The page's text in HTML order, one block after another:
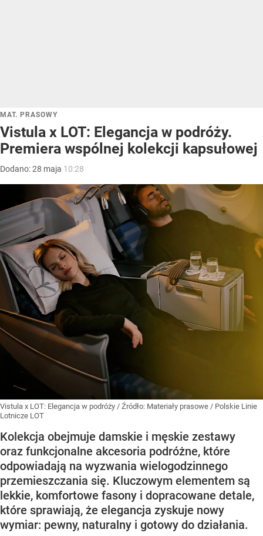
MAT. PRASOWY
Vistula x LOT: Elegancja w podróży.
Premiera wspólnej kolekcji kapsułowej
Dodano:28 maja 10:28
Vistula x LOT: Elegancja w podróży / Źródło: Materiały prasowe / Polskie Linie
Lotnicze LOT
Kolekcja obejmuje damskie i męskie zestawy
oraz funkcjonalne akcesoria podróżne, które
odpowiadają na wyzwania wielogodzinnego
przemieszczania się. Kluczowym elementem są
lekkie, komfortowe fasony i dopracowane detale,
które sprawiają, że elegancja zyskuje nowy
wymiar: pewny, naturalny i gotowy do działania.